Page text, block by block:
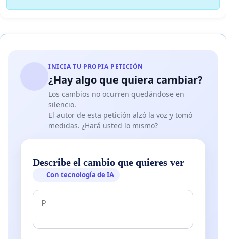
INICIA TU PROPIA PETICIÓN
¿Hay algo que quiera cambiar?
Los cambios no ocurren quedándose en
silencio.
El autor de esta petición alzó la voz y tomó
medidas. ¿Hará usted lo mismo?
Describe el cambio que quieres ver
Con tecnología de IA